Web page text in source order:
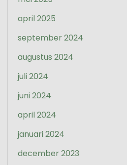
april 2025
september 2024
augustus 2024
juli 2024
juni 2024
april 2024
januari 2024
december 2023